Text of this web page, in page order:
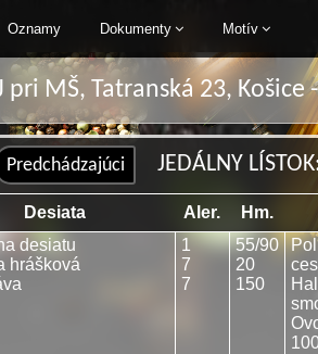
Oznamy Dokumenty Motív
pri MŠ, Tatranská 23,
JEDÁLNY
Desiata Aler. Hm.
desiatu
hrášková
1
7
7
55/90
20
150